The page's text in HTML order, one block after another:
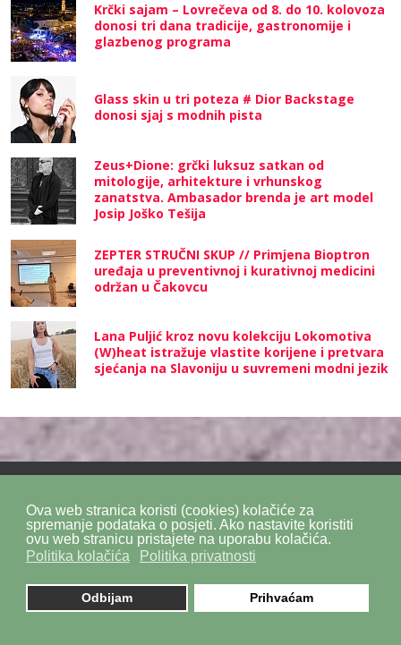
Ova web stranica koristi (cookies) kolačiće za
spremanje podataka o posjeti. Ako nastavite koristiti
ovu web stranicu pristajete na uporabu kolačića.
Politika kolačića
Politika privatnosti
Odbijam Prihvaćam
Krčki sajam – Lovrečeva od 8. do 10. kolovoza
donosi tri dana tradicije, gastronomije i
glazbenog programa
Glass skin u tri poteza # Dior Backstage
donosi sjaj s modnih pista
Zeus+Dione: grčki luksuz satkan od
mitologije, arhitekture i vrhunskog
zanatstva. Ambasador brenda je art model
Josip Joško Tešija
ZEPTER STRUČNI SKUP // Primjena Bioptron
uređaja u preventivnoj i kurativnoj medicini
održan u Čakovcu
Lana Puljić kroz novu kolekciju Lokomotiva
(W)heat istražuje vlastite korijene i pretvara
sjećanja na Slavoniju u suvremeni modni jezik
Politika privatnosti Politika kolačića SiteMap
Impressum Kontakt DPZ Consulting
© 2026. byznaor.com